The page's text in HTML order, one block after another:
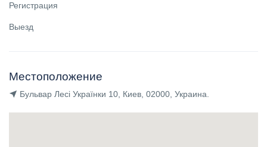
Регистрация
Выезд
Местоположение
Бульвар Лесі Українки 10, Киев, 02000, Украина.